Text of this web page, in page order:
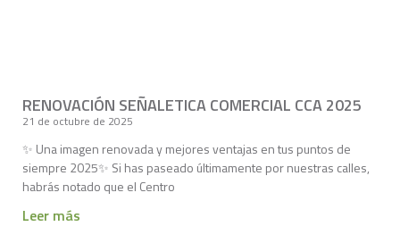
RENOVACIÓN SEÑALETICA COMERCIAL CCA 2025
21 de octubre de 2025
✨ Una imagen renovada y mejores ventajas en tus puntos de
siempre 2025✨ Si has paseado últimamente por nuestras calles,
habrás notado que el Centro
Leer más